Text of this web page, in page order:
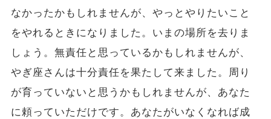
なかったかもしれませんが、やっとやりたいこと
をやれるときになりました。いまの場所を去りま
しょう。無責任と思っているかもしれませんが、
やぎ座さんは十分責任を果たして来ました。周り
が育っていないと思うかもしれませんが、あなた
に頼っていただけです。あなたがいなくなれば成